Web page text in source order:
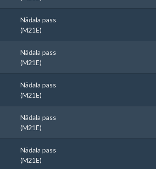
Nädala pass
(M21E)
Nädala pass
(M21E)
Nädala pass
(M21E)
Nädala pass
(M21E)
Nädala pass
(M21E)